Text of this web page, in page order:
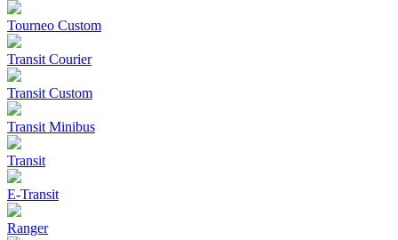
Tourneo Custom
Transit Courier
Transit Custom
Transit Minibus
Transit
E-Transit
Ranger